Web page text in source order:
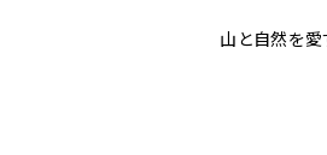
山と自然を